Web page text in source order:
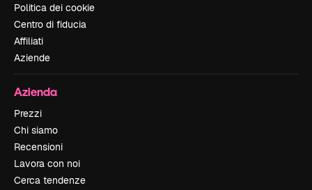
Politica dei cookie
Centro di fiducia
Affiliati
Aziende
Azienda
Prezzi
Chi siamo
Recensioni
Lavora con noi
Cerca tendenze